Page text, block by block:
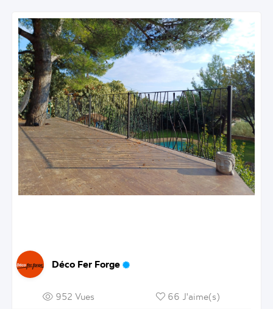
Déco Fer Forge
952 Vues 66 J'aime(s)